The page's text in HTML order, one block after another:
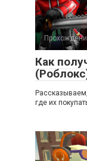
Как
где их